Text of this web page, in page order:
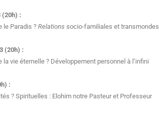
(20h) :
le Paradis ?Relations socio-familiales et transmondes
(20h) :
la vie éternelle ? Développement personnel à l’infini
:
? Spirituelles : Elohim notre Pasteur et Professeur